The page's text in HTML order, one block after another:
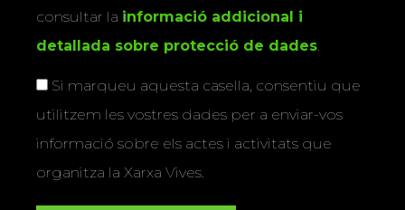
consultar la informació addicional i
detallada sobre protecció de dades
Si marqueu aquesta casella, consentiu que
utilitzem les vostres dades per a enviar-vos
informació sobre els actes i activitats que
organitza la Xarxa Vives.